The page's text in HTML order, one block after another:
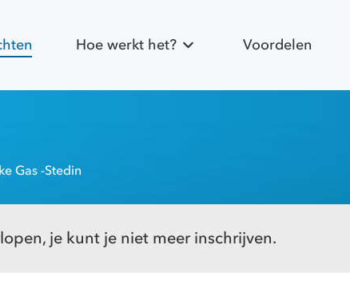
Hoe werkt het? Voordelen
Gas -Stedin
je kunt je niet meer inschrijven.